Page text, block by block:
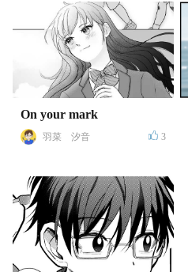
On your mark
羽菜 汐音 3